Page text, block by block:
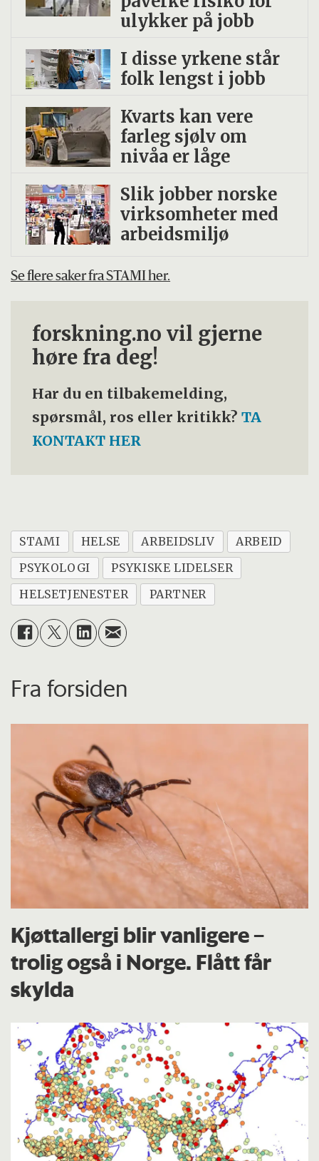
ulykker på jobb
I disse yrkene står
folk lengst i jobb
Kvarts kan vere
farleg sjølv om
nivåa er låge
Slik jobber norske
virksomheter med
arbeidsmiljø
Se flere saker fra STAMI her.
forskning.no vil gjerne
høre fra deg!
Har du en tilbakemelding,
spørsmål, ros eller kritikk?TA
KONTAKT HER
STAMI HELSE ARBEIDSLIV
ARBEID
PSYKOLOGI
PSYKISKE LIDELSER
HELSETJENESTER
PARTNER
Fra forsiden
Kjøttallergi blir vanligere –
trolig også i Norge. Flått får
skylda